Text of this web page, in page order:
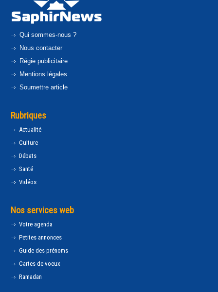
Qui sommes-nous ?
Nous contacter
Régie publicitaire
Mentions légales
Soumettre article
Rubriques
Actualité
Culture
Débats
Santé
Vidéos
Nos services web
Votre agenda
Petites annonces
Guide des prénoms
Cartes de voeux
Ramadan